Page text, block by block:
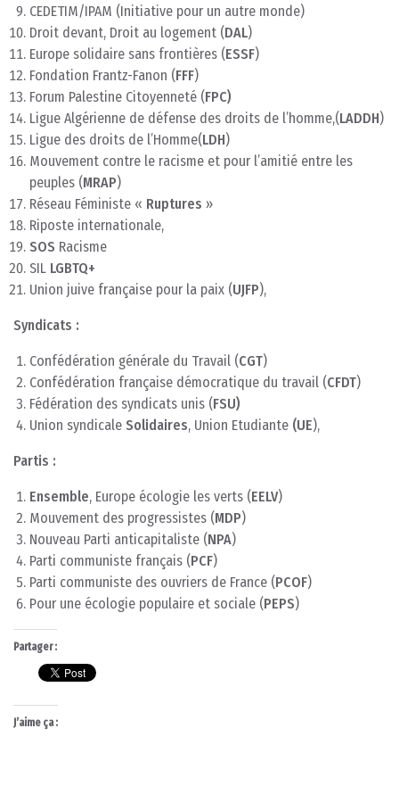
CEDETIM/IPAM (Initiative pour un autre monde)
Droit devant, Droit au logement (DAL)
Europe solidaire sans frontières (ESSF)
Fondation Frantz-Fanon (FFF)
Forum Palestine Citoyenneté (FPC)
Ligue Algérienne de défense des droits de l’homme,(LADDH)
Ligue des droits de l’Homme(LDH)
Mouvement contre le racisme et pour l’amitié entre les
peuples (MRAP)
Réseau Féministe « Ruptures »
Riposte internationale,
SOS Racisme
SIL LGBTQ+
Union juive française pour la paix (UJFP),
Syndicats :
Confédération générale du Travail (CGT)
Confédération française démocratique du travail (CFDT)
Fédération des syndicats unis (FSU)
Union syndicale Solidaires, Union Etudiante (UE),
Partis :
Ensemble, Europe écologie les verts (EELV)
Mouvement des progressistes (MDP)
Nouveau Parti anticapitaliste (NPA)
Parti communiste français (PCF)
Parti communiste des ouvriers de France (PCOF)
Pour une écologie populaire et sociale (PEPS)
Partager :
J’aime ça :